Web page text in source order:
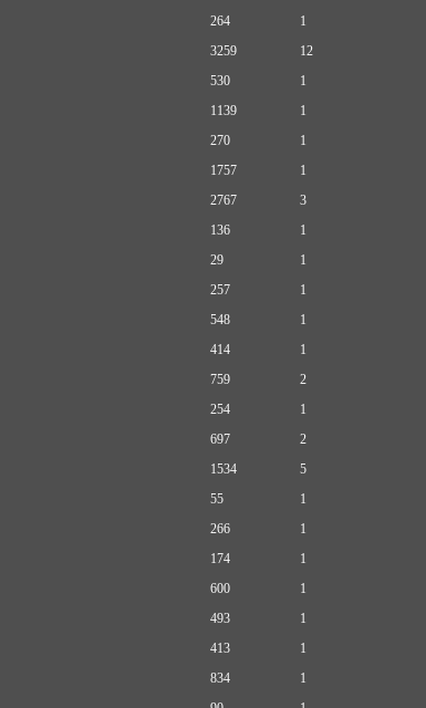
264
1
3259
12
530
1
1139
1
270
1
1757
1
2767
3
136
1
29
1
257
1
548
1
414
1
759
2
254
1
697
2
1534
5
55
1
266
1
174
1
600
1
493
1
413
1
834
1